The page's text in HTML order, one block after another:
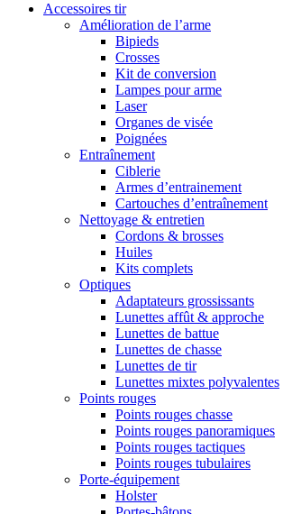
Accessoires tir
Amélioration de l’arme
Bipieds
Crosses
Kit de conversion
Lampes pour arme
Laser
Organes de visée
Poignées
Entraînement
Ciblerie
Armes d’entrainement
Cartouches d’entraînement
Nettoyage & entretien
Cordons & brosses
Huiles
Kits complets
Optiques
Adaptateurs grossissants
Lunettes affût & approche
Lunettes de battue
Lunettes de chasse
Lunettes de tir
Lunettes mixtes polyvalentes
Points rouges
Points rouges chasse
Points rouges panoramiques
Points rouges tactiques
Points rouges tubulaires
Porte-équipement
Holster